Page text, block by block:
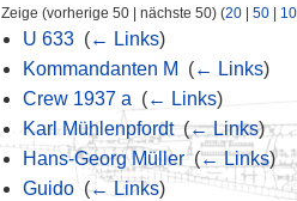
Zeige (vorherige 50 | nächste 50) (20 |50
U 633‎ (← Links)
Kommandanten M
(← Links)
Crew 1937 a (← Links)
Karl Mühlenpfordt‎(← Links)
Hans-Georg Müller‎(← Links)
Guido‎ (← Links)